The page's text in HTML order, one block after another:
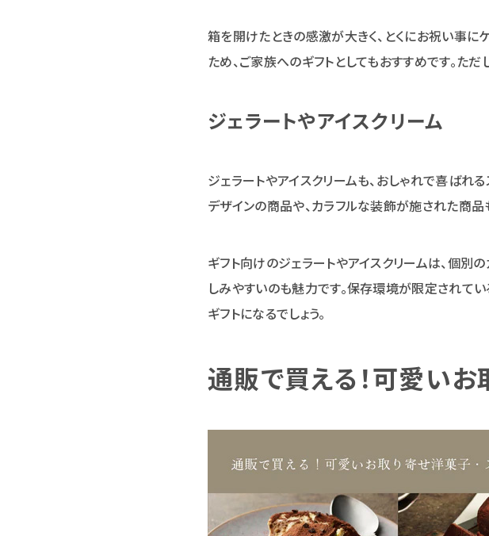
箱を開けたときの感激が大きく、とくにお祝い事に
ため、ご家族へのギフトとしてもおすすめです。た
ジェラートやアイスクリーム
ジェラートやアイスクリームも、おしゃれで喜ばれ
デザインの商品や、カラフルな装飾が施された商品
ギフト向けのジェラートやアイスクリームは、個別
しみやすいのも魅力です。保存環境が限定されて
ギフトになるでしょう。
通販で買える！可愛い